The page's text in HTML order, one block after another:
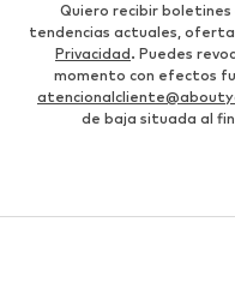
Quiero recibir boletines
tendencias actuales,
Privacidad. Puedes
momento con efectos
de baja situada al